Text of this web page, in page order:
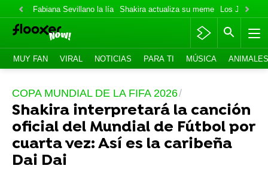
Fabiana Sevillano la lía Shakira actualiza su meme Los Jonas
MUY FAN VIRAL NOTICIAS PARA TI MÚSICA ANIMALES
COPA MUNDIAL DE LA FIFA 2026
Shakira interpretará la canción
oficial del Mundial de Fútbol por
cuarta vez: Así es la caribeña
Dai Dai